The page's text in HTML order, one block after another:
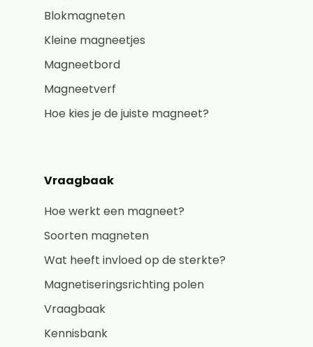
Blokmagneten
Kleine magneetjes
Magneetbord
Magneetverf
Hoe kies je de juiste magneet?
Vraagbaak
Hoe werkt een magneet?
Soorten magneten
Wat heeft invloed op de sterkte?
Magnetiseringsrichting polen
Vraagbaak
Kennisbank